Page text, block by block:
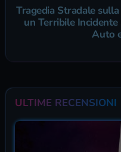
Tragedia Stradale
un Terribile
Auto
ULTIME RECENSIONI